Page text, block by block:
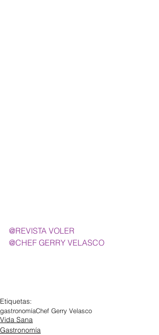
@REVISTA VOLER
@CHEF GERRY VELASCO
Etiquetas:
gastronomíaChef Gerry Velasco
Vida Sana
Gastronomía